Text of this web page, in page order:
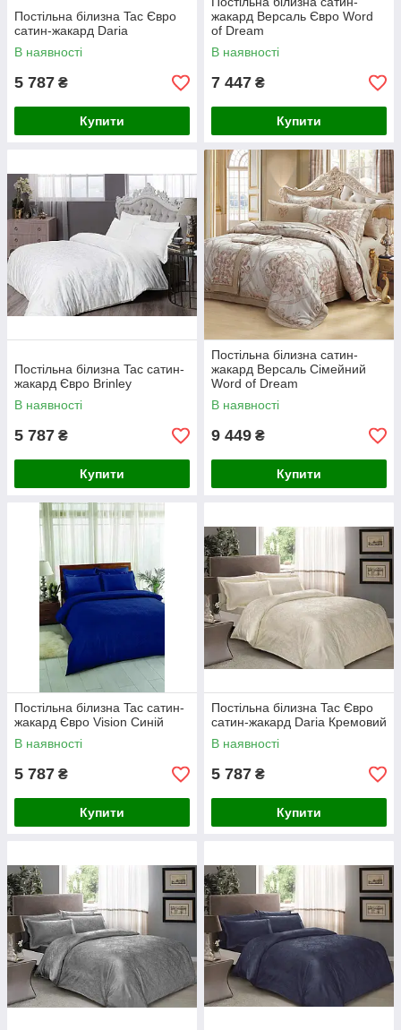
Постільна білизна Tac Євро
сатин-жакард Daria
В наявності
5 787 ₴
Купити
жакард Версаль Євро Word
of Dream
В наявності
7 447 ₴
Купити
Постільна білизна Tac сатин-
жакард Євро Brinley
В наявності
5 787 ₴
Купити
Постільна білизна сатин-
жакард Версаль Сімейний
Word of Dream
В наявності
9 449 ₴
Купити
Постільна білизна Tac сатин-
жакард Євро Vision Синій
В наявності
5 787 ₴
Купити
Постільна білизна Tac Євро
сатин-жакард Daria Кремовий
В наявності
5 787 ₴
Купити